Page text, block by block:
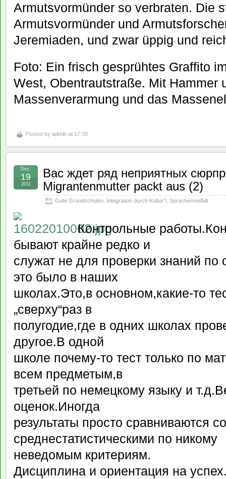
Armutsvormünder so verbraten. Die
Armutsvormünder und
Jeremiaden, und zwar üppig und
Foto: Ein frisch gesprühtes Graffito
West, Obentrautstraße. Mit Hammer
Massenverarmung und das
Posted by admin at 17:38
Вас ждет ряд неприятных
Migrantenmutter packt aus (2)
Gute Grundschulen Integration durch Kultur? Sprachenvielfalt
Dez.
19
2011
Контрольные
бывают крайне редко и
служат не для проверки знаний по
это было в наших
школах.Это,в основном,какие-то
„сверху“раз в
полугодие,где в одних школах
другое.В одной
школе почему-то тест только по
всем предметым,в
третьей по немецкому языку и
оценок.Иногда
результаты просто сравниваются со
среднестатистическими по никому
неведомым критериям.
Дисциплина и ориентация на